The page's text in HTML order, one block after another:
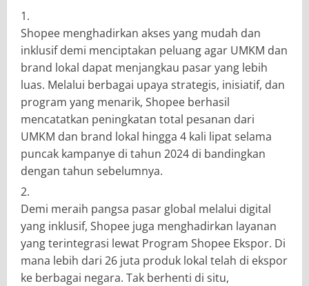
Shopee menghadirkan akses yang mudah dan
inklusif demi menciptakan peluang agar UMKM dan
brand lokal dapat menjangkau pasar yang lebih
luas. Melalui berbagai upaya strategis, inisiatif, dan
program yang menarik, Shopee berhasil
mencatatkan peningkatan total pesanan dari
UMKM dan brand lokal hingga 4 kali lipat selama
puncak kampanye di tahun 2024 di bandingkan
dengan tahun sebelumnya.
Demi meraih pangsa pasar global melalui digital
yang inklusif, Shopee juga menghadirkan layanan
yang terintegrasi lewat Program Shopee Ekspor. Di
mana lebih dari 26 juta produk lokal telah di ekspor
ke berbagai negara. Tak berhenti di situ,